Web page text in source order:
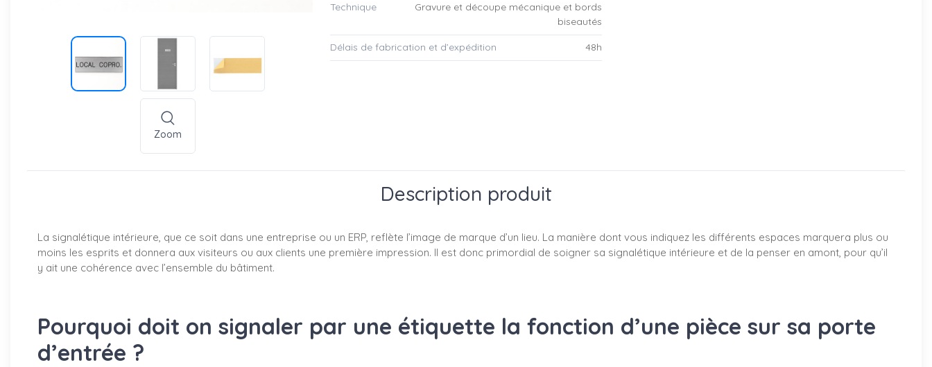
Zoom
Technique
Gravure et découpe mécanique et bords
biseautés
Délais de fabrication et d’expédition 48h
Description produit
La signalétique intérieure, que ce soit dans une entreprise ou un ERP, reflète l’image de marque d’un lieu. La manière dont vous indiquez les différents espaces marquera plus ou
moins les esprits et donnera aux visiteurs ou aux clients une première impression. Il est donc primordial de soigner sa signalétique intérieure et de la penser en amont, pour qu’il
y ait une cohérence avec l’ensemble du bâtiment.
Pourquoi doit on signaler par une étiquette la fonction d’une pièce sur sa porte
d’entrée ?